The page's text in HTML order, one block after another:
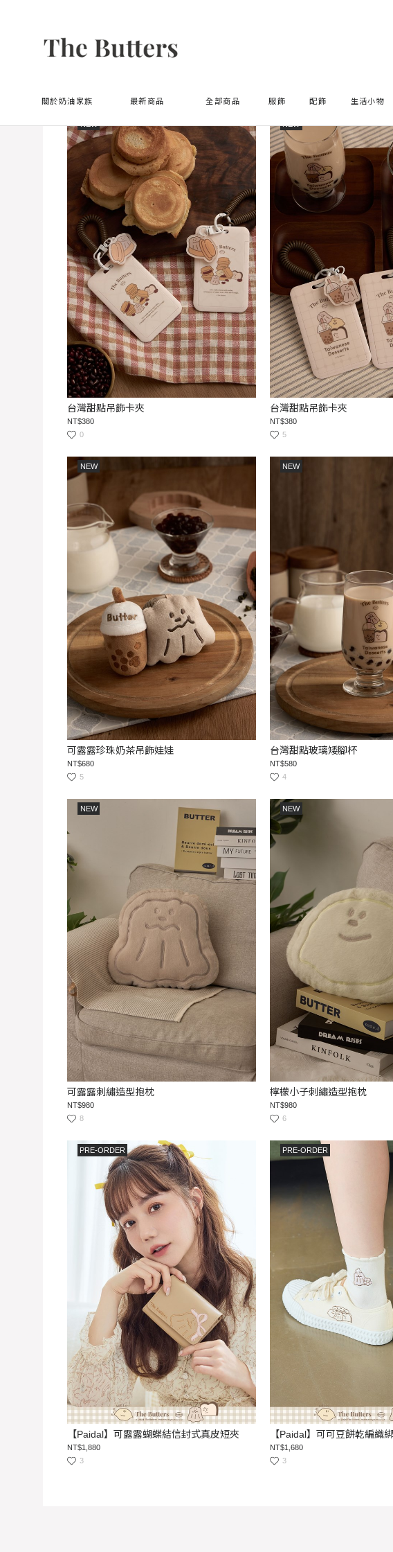
關於奶油家族 最新商品 全部商品 服飾 配飾 生活小物
Home All Products
NEW
台灣甜點吊飾卡夾
NT$380
0
NEW
台灣甜點吊飾卡夾
NT$380
5
NEW
可露露珍珠奶茶吊飾娃娃
NT$680
5
NEW
台灣甜點玻璃矮腳杯
NT$580
4
NEW
可露露刺繡造型抱枕
NT$980
8
NEW
檸檬小子刺繡造型抱枕
NT$980
6
PRE-ORDER
【Paidal】可露露蝴蝶結信封式真皮短夾
NT$1,880
3
PRE-ORDER
【Paidal】可可豆餅乾編織
NT$1,680
3